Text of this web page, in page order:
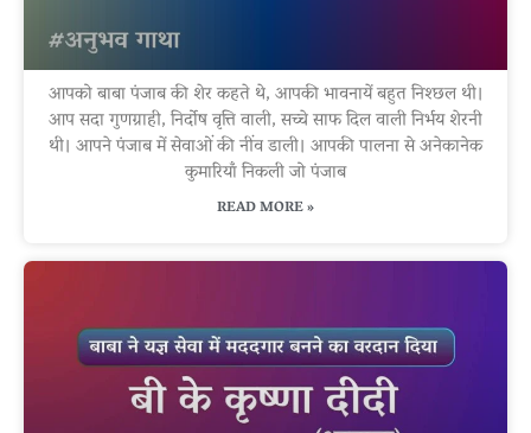
आपको बाबा पंजाब की शेर कहते थे, आपकी भावनायें बहुत निश्छल थी।
आप सदा गुणग्राही, निर्दोष वृत्ति वाली, सच्चे साफ दिल वाली निर्भय शेरनी
थी। आपने पंजाब में सेवाओं की नींव डाली। आपकी पालना से अनेकानेक
कुमारियाँ निकली जो पंजाब
READ MORE »